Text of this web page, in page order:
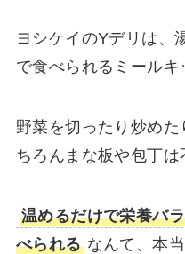
ヨシケイのYデリは、
で食べられるミールキ
野菜を切ったり炒め
ちろんまな板や包丁は
温めるだけで栄養バ
べられる なんて、本